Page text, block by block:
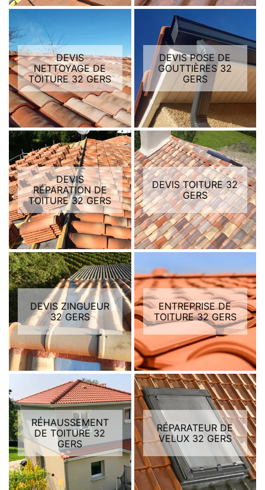
DEVIS
NETTOYAGE DE
TOITURE 32 GERS
DEVIS POSE DE
GOUTTIÈRES 32
GERS
DEVIS
RÉPARATION DE
TOITURE 32 GERS
DEVIS TOITURE 32
GERS
DEVIS ZINGUEUR
32 GERS
ENTREPRISE DE
TOITURE 32 GERS
RÉHAUSSEMENT
DE TOITURE 32
GERS
RÉPARATEUR DE
VELUX 32 GERS